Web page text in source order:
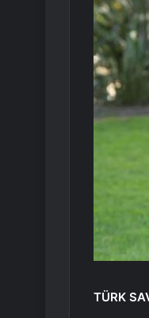
TÜRK